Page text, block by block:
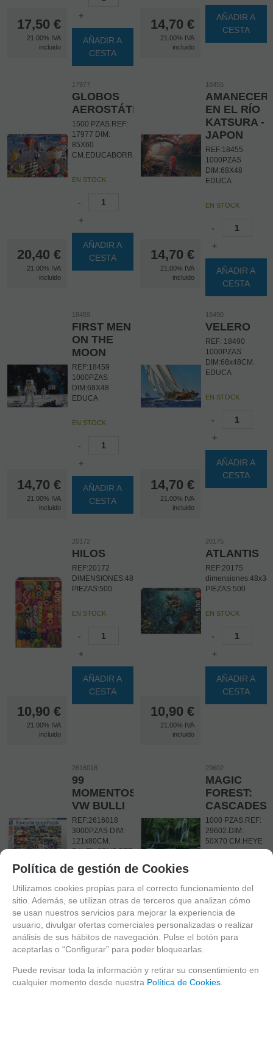
17,50 €
21.00% IVA
incluido
+
AÑADIR A
CESTA
14,70 €
21.00% IVA
incluido
AÑADIR A
CESTA
20,40 €
21.00% IVA
incluido
17977
GLOBOS
AEROSTÁTICOS
1500 PZAS.REF:
17977 DIM:
85X60
CM.EDUCABORRAS
EN STOCK
-
+
AÑADIR A
CESTA
14,70 €
21.00% IVA
incluido
18455
AMANECER
EN EL RÍO
KATSURA -
JAPON
REF:18455
1000PZAS
DIM:68X48
EDUCA
EN STOCK
-
+
AÑADIR A
CESTA
14,70 €
21.00% IVA
incluido
18459
FIRST MEN
ON THE
MOON
REF:18459
1000PZAS
DIM:68X48
EDUCA
EN STOCK
-
+
AÑADIR A
CESTA
14,70 €
21.00% IVA
incluido
18490
VELERO
REF: 18490
1000PZAS
DIM:68x48CM.
EDUCA
EN STOCK
-
+
AÑADIR A
CESTA
10,90 €
21.00% IVA
incluido
20172
HILOS
REF:20172
DIMENSIONES:48X34CM
PIEZAS:500
EN STOCK
-
+
AÑADIR A
CESTA
10,90 €
21.00% IVA
incluido
20175
ATLANTIS
REF:20175
PIEZAS:500
EN STOCK
-
+
AÑADIR A
CESTA
47,80 €
21.00%IVA
2616018
99
MOMENTOS
VW BULLI
REF:2616018
3000PZAS DIM:
121x80CM.
RAVENSBURGER
EN STOCK
-
+
AÑADIR A
CESTA
24,90 €
21.00%IVA
29602
MAGIC
FOREST:
CASCADES
1000 PZAS.REF:
29602.DIM:
50X70 CM.HEYE
-
+
AÑADIR A
Política de gestión de Cookies
Utilizamos cookies propias para el correcto funcionamiento del
sitio. Además, se utilizan otras de terceros que analizan cómo
se usan nuestros servicios para mejorar la experiencia de
usuario, divulgar ofertas comerciales personalizadas o realizar
análisis de sus hábitos de navegación. Pulse el botón para
aceptarlas o “Configurar” para poder bloquearlas.
Puede revisar toda la información y retirar su consentimiento en
cualquier momento desde nuestra Política de Cookies